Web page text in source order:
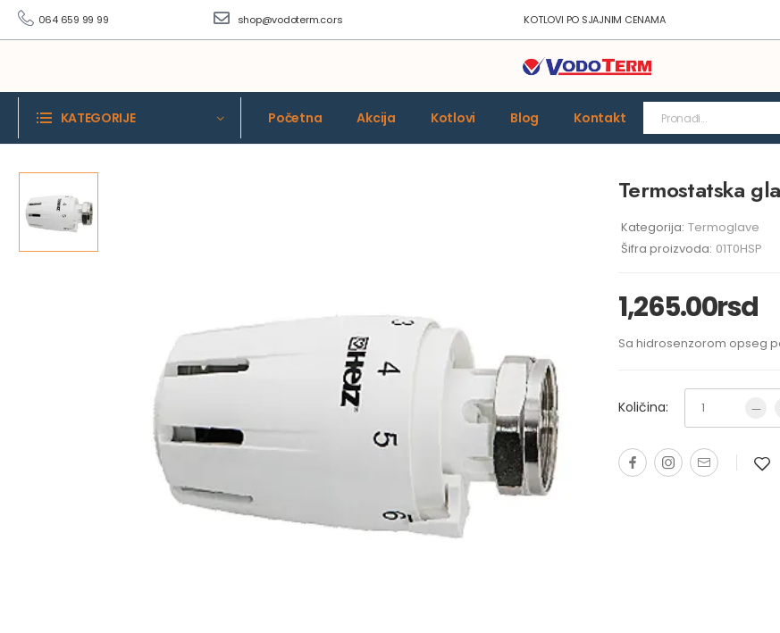
064 659 99 99 shop@vodoterm.co.rs KOTLOVI PO SJAJNIM CENAMA
KATEGORIJE Početna Akcija Kotlovi Blog Kontakt
Termostatska
Kategorija: Termoglave
Šifra proizvoda: 01T0HSP
1,265.00rsd
Sa hidrosenzorom opseg
Količina: